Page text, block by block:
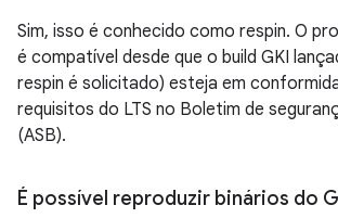
Sim, isso é conhecido como respin. O
é compatível desde que o build GKI
respin é solicitado) esteja em
requisitos do LTS no Boletim de
(ASB).
É possível reproduzir binários do